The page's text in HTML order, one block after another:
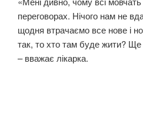
переговорах. Нічого нам не
щодня втрачаємо все нове і
так, то хто там буде жити?
– вважає лікарка.